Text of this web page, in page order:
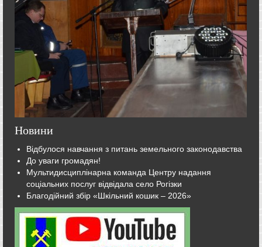
Новини
Відбулося навчання з питань земельного законодавства
До уваги громадян!
Мультидисциплінарна команда Центру надання
соціальних послуг відвідала село Рогізки
Благодійний збір «Шкільний кошик – 2026»